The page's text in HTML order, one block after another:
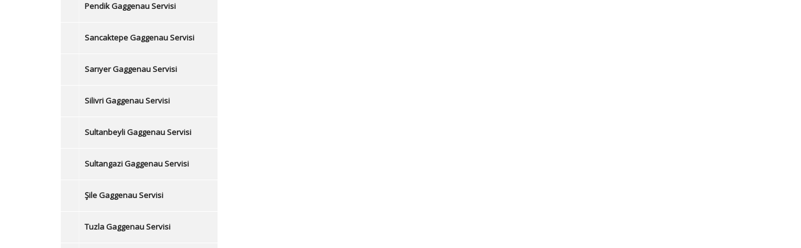
Pendik Gaggenau Servisi
Sancaktepe Gaggenau Servisi
Sarıyer Gaggenau Servisi
Silivri Gaggenau Servisi
Sultanbeyli Gaggenau Servisi
Sultangazi Gaggenau Servisi
Şile Gaggenau Servisi
Tuzla Gaggenau Servisi